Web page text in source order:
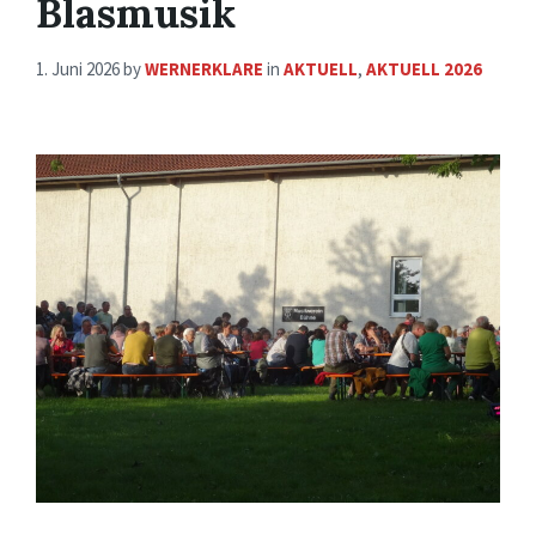
Blasmusik
1. Juni 2026byWERNERKLARE in AKTUELL, AKTUELL 2026